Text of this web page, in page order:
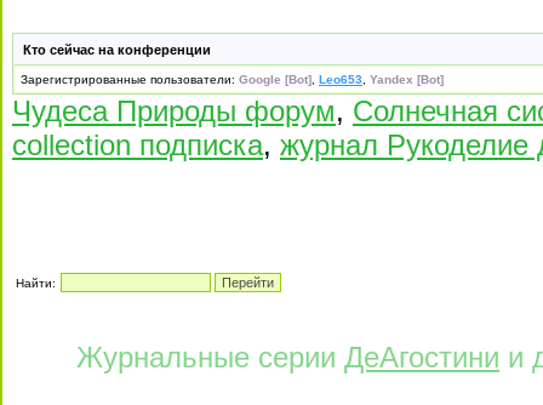
Кто сейчас на конференции
Зарегистрированные пользователи: Google [Bot] Leo653 Yandex [Bot]
Чудеса Природы форум, Солнечная
collection подписка, журнал
Найти:
Журнальные серии ДеАгостини и